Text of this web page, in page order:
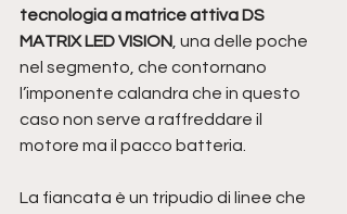
tecnologia a matrice attiva DS
MATRIX LED VISION , una delle poche
nel segmento, che contornano
l’imponente calandra che in questo
caso non serve a raffreddare il
motore ma il pacco batteria.
La fiancata è un tripudio di linee che